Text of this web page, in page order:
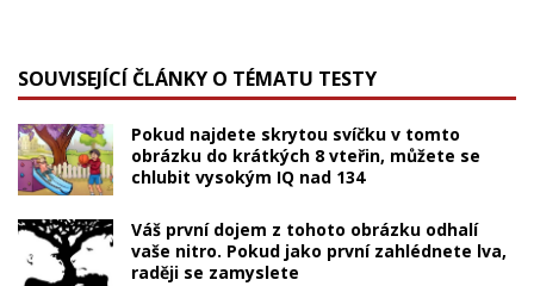
SOUVISEJÍCÍ ČLÁNKY O TÉMATU TESTY
Pokud najdete skrytou svíčku v tomto
obrázku do krátkých 8 vteřin, můžete se
chlubit vysokým IQ nad 134
Váš první dojem z tohoto obrázku odhalí
vaše nitro. Pokud jako první zahlédnete lva,
raději se zamyslete